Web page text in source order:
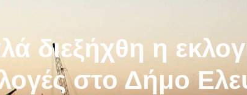
διεξήχθη η
στο Δήμο